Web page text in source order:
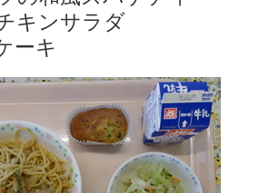
キンサラダ
ーキ